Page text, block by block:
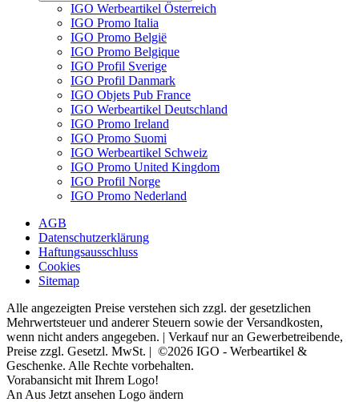
IGO Werbeartikel Österreich
IGO Promo Italia
IGO Promo België
IGO Promo Belgique
IGO Profil Sverige
IGO Profil Danmark
IGO Objets Pub France
IGO Werbeartikel Deutschland
IGO Promo Ireland
IGO Promo Suomi
IGO Werbeartikel Schweiz
IGO Promo United Kingdom
IGO Profil Norge
IGO Promo Nederland
AGB
Datenschutzerklärung
Haftungsausschluss
Cookies
Sitemap
Alle angezeigten Preise verstehen sich zzgl. der gesetzlichen
Mehrwertsteuer und anderer Steuern sowie der Versandkosten,
wenn nicht anders angegeben. | Verkauf nur an Gewerbetreibende,
Preise zzgl. Gesetzl. MwSt. | ©2026 IGO - Werbeartikel &
Geschenke. Alle Rechte vorbehalten.
Vorabansicht mit Ihrem Logo!
An Aus Jetzt ansehen Logo ändern